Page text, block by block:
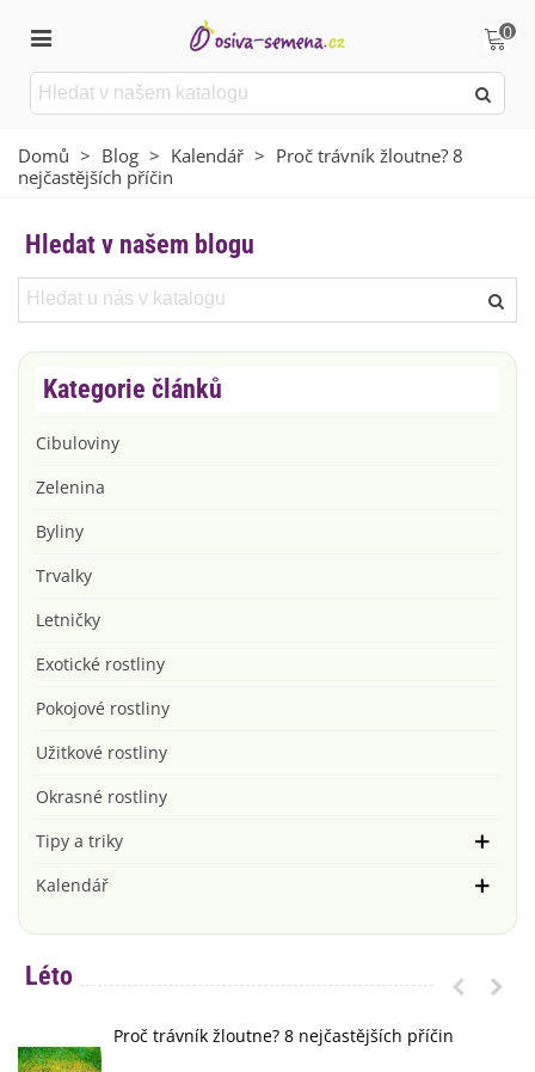
0
Domů > Blog > Kalendář > Proč trávník žloutne? 8
nejčastějších příčin
Hledat v našem blogu
Kategorie článků
Cibuloviny
Zelenina
Byliny
Trvalky
Letničky
Exotické rostliny
Pokojové rostliny
Užitkové rostliny
Okrasné rostliny
Tipy a triky
Kalendář
Léto
Proč trávník žloutne? 8 nejčastějších příčin